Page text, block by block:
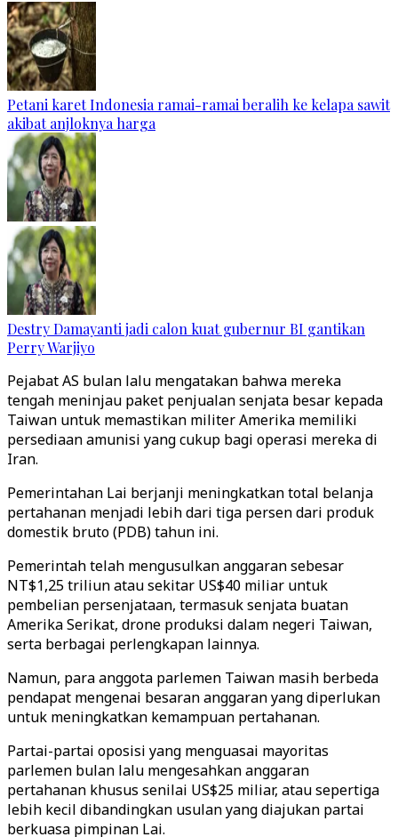
Petani karet Indonesia ramai-ramai beralih ke kelapa sawit
akibat anjloknya harga
Destry Damayanti jadi calon kuat gubernur BI gantikan
Perry Warjiyo
Pejabat AS bulan lalu mengatakan bahwa mereka
tengah meninjau paket penjualan senjata besar kepada
Taiwan untuk memastikan militer Amerika memiliki
persediaan amunisi yang cukup bagi operasi mereka di
Iran.
Pemerintahan Lai berjanji meningkatkan total belanja
pertahanan menjadi lebih dari tiga persen dari produk
domestik bruto (PDB) tahun ini.
Pemerintah telah mengusulkan anggaran sebesar
NT$1,25 triliun atau sekitar US$40 miliar untuk
pembelian persenjataan, termasuk senjata buatan
Amerika Serikat, drone produksi dalam negeri Taiwan,
serta berbagai perlengkapan lainnya.
Namun, para anggota parlemen Taiwan masih berbeda
pendapat mengenai besaran anggaran yang diperlukan
untuk meningkatkan kemampuan pertahanan.
Partai-partai oposisi yang menguasai mayoritas
parlemen bulan lalu mengesahkan anggaran
pertahanan khusus senilai US$25 miliar, atau sepertiga
lebih kecil dibandingkan usulan yang diajukan partai
berkuasa pimpinan Lai.